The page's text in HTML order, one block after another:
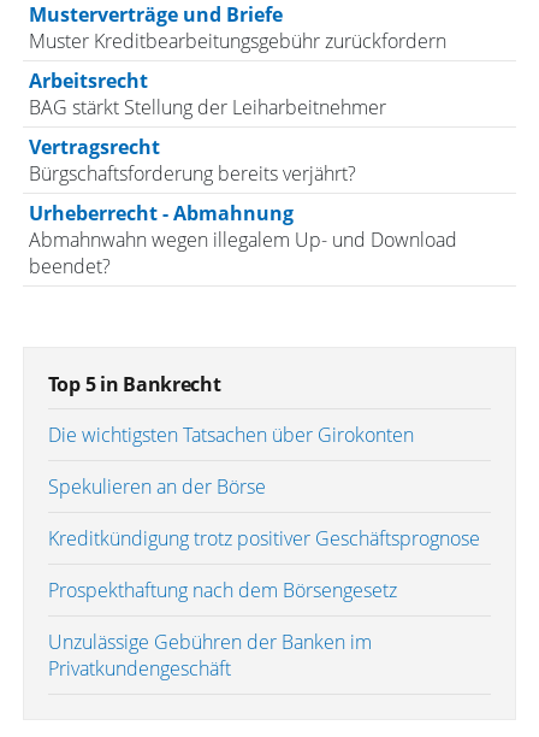
Musterverträge und Briefe
Muster Kreditbearbeitungsgebühr zurückfordern
Arbeitsrecht
BAG stärkt Stellung der Leiharbeitnehmer
Vertragsrecht
Bürgschaftsforderung bereits verjährt?
Urheberrecht - Abmahnung
Abmahnwahn wegen illegalem Up- und Download
beendet?
Top 5 in Bankrecht
Die wichtigsten Tatsachen über Girokonten
Spekulieren an der Börse
Kreditkündigung trotz positiver Geschäftsprognose
Prospekthaftung nach dem Börsengesetz
Unzulässige Gebühren der Banken im
Privatkundengeschäft